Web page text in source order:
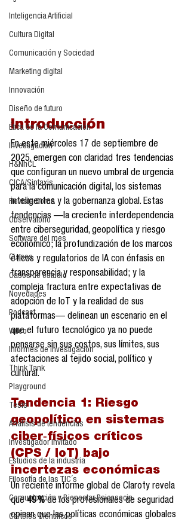
Inteligencia Artificial
Cultura Digital
Comunicación y Sociedad
Marketing digital
Innovación
Diseño de futuro
Ética de la Comunicación
Investigación
H&NhCL
CICA/Sintaxis
Revista ComA
Observatorio
Software del mes
Cursos
Casos de estudio
Novedades
Podcast
Video
Informes de investigación
Think Tank
Playground
Tesis
Análisis de tendencias
Investigador Invitado
Estudios de la industria
Filosofía de las TIC´s
Comunicación y Bienestar Psicosocia
Carteles Científicos
Introducción
En este miércoles 17 de septiembre de
2025, emergen con claridad tres tendencias
que configuran un nuevo umbral de urgencia
para la comunicación digital, los sistemas
inteligentes y la gobernanza global. Estas
tendencias —la creciente interdependencia
entre ciberseguridad, geopolítica y riesgo
económico; la profundización de los marcos
éticos y regulatorios de IA con énfasis en
transparencia y responsabilidad; y la
compleja fractura entre expectativas de
adopción de IoT y la realidad de sus
plataformas— delinean un escenario en el
que el futuro tecnológico ya no puede
pensarse sin sus costos, sus límites, sus
afectaciones al tejido social, político y
cultural.
Tendencia 1: Riesgo
geopolítico en sistemas
ciber‑físicos críticos
(CPS / IoT) bajo
incertezas económicas
Un reciente informe global de Claroty revela
que 49 % de los profesionales de seguridad
opinan que las políticas económicas globales